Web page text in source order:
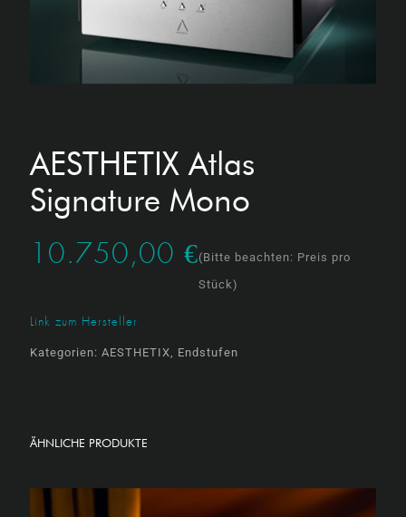
AESTHETIX Atlas
Signature Mono
10.750,00 €(Bitte beachten: Preis pro
Stück)
Link zum Hersteller
Kategorien: AESTHETIX, Endstufen
ÄHNLICHE PRODUKTE